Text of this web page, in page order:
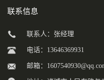
联系信息
联系人：张经理
电话：13646369931
邮箱：